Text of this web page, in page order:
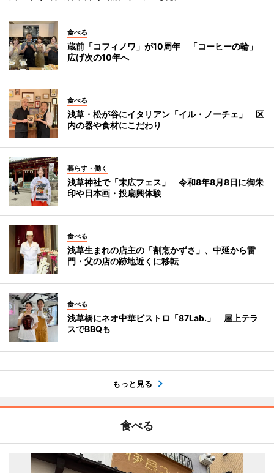
食べる
蔵前「コフィノワ」が10周年 「コーヒーの輪」
広げ次の10年へ
食べる
浅草・松が谷にイタリアン「イル・ノーチェ」 区
内の器や食材にこだわり
暮らす・働く
浅草神社で「末広フェス」 令和8年8月8日に御朱
印や日本画・投扇興体験
食べる
浅草生まれの店主の「割烹かずさ」、中延から雷
門・父の店の跡地近くに移転
食べる
浅草橋にネオ中華ビストロ「87Lab.」 屋上テラ
スでBBQも
もっと見る
食べる